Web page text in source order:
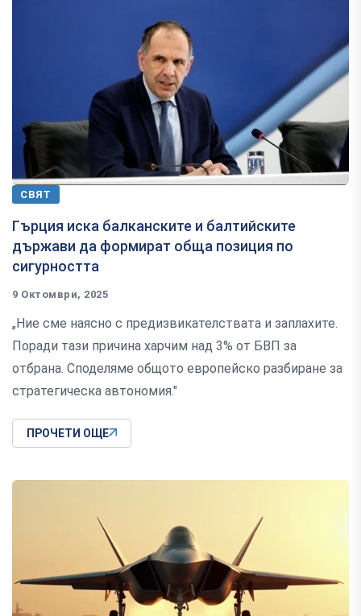
СВЯТ
Гърция иска балканските и балтийските
държави да формират обща позиция по
сигурността
9 Октомври, 2025
„Ние сме наясно с предизвикателствата и заплахите.
Поради тази причина харчим над 3% от БВП за
отбрана. Споделяме общото европейско разбиране за
стратегическа автономия."
ПРОЧЕТИ ОЩЕ